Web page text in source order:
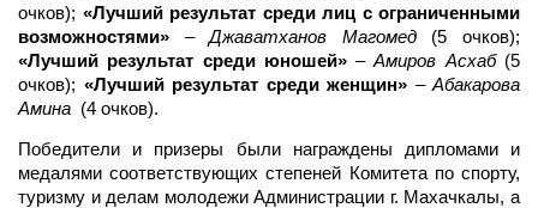
очков); «Лучший результат среди лиц с ограниченными
возможностями» –Джаватханов Магомед(5 очков);
«Лучший результат среди юношей»–Амиров Асхаб(5
очков); «Лучший результат среди женщин» – Абакарова
Амина (4 очков).
Победители и призеры были награждены дипломами и
медалями соответствующих степеней Комитета по спорту,
туризму и делам молодежи Администрации г. Махачкалы, а